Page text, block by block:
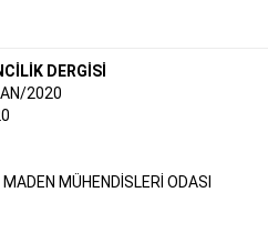
DERGİSİ
2020
MÜHENDİSLERİ ODASI